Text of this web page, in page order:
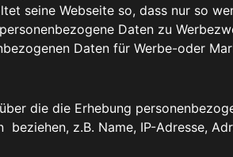
seine Webseite so, dass nur so
Daten zu
Daten für Werbe-oder
die die Erhebung
z.B. Name, IP-Adresse,